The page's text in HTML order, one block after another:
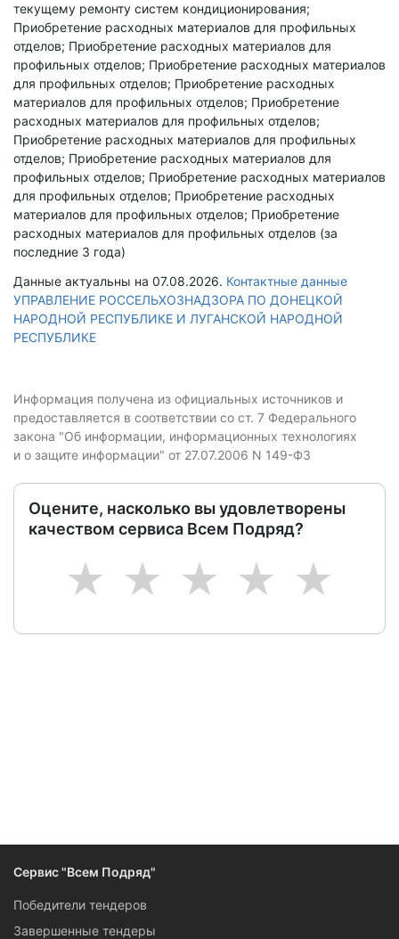
текущему ремонту систем кондиционирования;
Приобретение расходных материалов для профильных
отделов; Приобретение расходных материалов для
профильных отделов; Приобретение расходных материалов
для профильных отделов; Приобретение расходных
материалов для профильных отделов; Приобретение
расходных материалов для профильных отделов;
Приобретение расходных материалов для профильных
отделов; Приобретение расходных материалов для
профильных отделов; Приобретение расходных материалов
для профильных отделов; Приобретение расходных
материалов для профильных отделов; Приобретение
расходных материалов для профильных отделов (за
последние 3 года)
Данные актуальны на 07.08.2026. Контактные данные
УПРАВЛЕНИЕ РОССЕЛЬХОЗНАДЗОРА ПО ДОНЕЦКОЙ
НАРОДНОЙ РЕСПУБЛИКЕ И ЛУГАНСКОЙ НАРОДНОЙ
РЕСПУБЛИКЕ
Информация получена из официальных источников и
предоставляется в соответствии со ст. 7 Федерального
закона "Об информации, информационных технологиях
и о защите информации" от 27.07.2006 N 149-ФЗ
Оцените, насколько вы удовлетворены
качеством сервиса Всем Подряд?
5
4
3
2
1
Сервис "Всем Подряд"
Победители тендеров
Завершенные тендеры